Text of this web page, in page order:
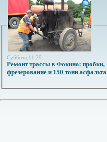
Суббота,11:29
Ремонт трассы в Фокино: пробки,
фрезерование и 150 тонн асфальта